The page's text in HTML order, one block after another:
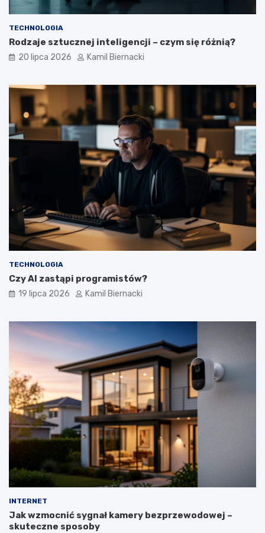
TECHNOLOGIA
Rodzaje sztucznej inteligencji – czym się różnią?
20 lipca 2026 Kamil Biernacki
TECHNOLOGIA
Czy AI zastąpi programistów?
19 lipca 2026 Kamil Biernacki
INTERNET
Jak wzmocnić sygnał kamery bezprzewodowej –
skuteczne sposoby